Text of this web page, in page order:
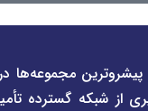
مجموعه‌ها
از شبکه گسترده